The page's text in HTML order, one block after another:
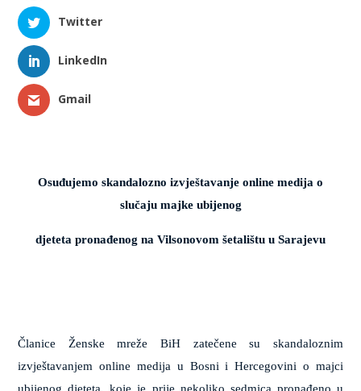
Twitter
LinkedIn
Gmail
Osuđujemo skandalozno izvještavanje online medija o
slučaju majke ubijenog
djeteta pronađenog na Vilsonovom šetalištu u Sarajevu
Članice Ženske mreže BiH zatečene su skandaloznim
izvještavanjem online medija u Bosni i Hercegovini o majci